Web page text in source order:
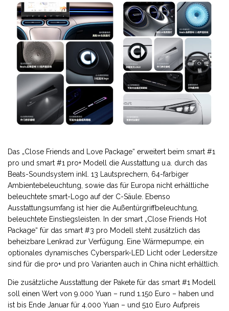
Das „Close Friends and Love Package“ erweitert beim smart #1
pro und smart #1 pro+ Modell die Ausstattung u.a. durch das
Beats-Soundsystem inkl. 13 Lautsprechern, 64-farbiger
Ambientebeleuchtung, sowie das für Europa nicht erhältliche
beleuchtete smart-Logo auf der C-Säule. Ebenso
Ausstattungsumfang ist hier die Außentürgriffbeleuchtung,
beleuchtete Einstiegsleisten. In der smart „Close Friends Hot
Package“ für das smart #3 pro Modell steht zusätzlich das
beheizbare Lenkrad zur Verfügung. Eine Wärmepumpe, ein
optionales dynamisches Cyberspark-LED Licht oder Ledersitze
sind für die pro+ und pro Varianten auch in China nicht erhältlich.
Die zusätzliche Ausstattung der Pakete für das smart #1 Modell
soll einen Wert von 9.000 Yuan – rund 1.150 Euro – haben und
ist bis Ende Januar für 4.000 Yuan – und 510 Euro Aufpreis